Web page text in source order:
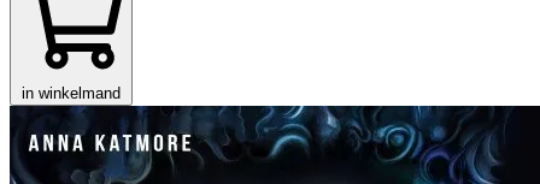
in winkelmand